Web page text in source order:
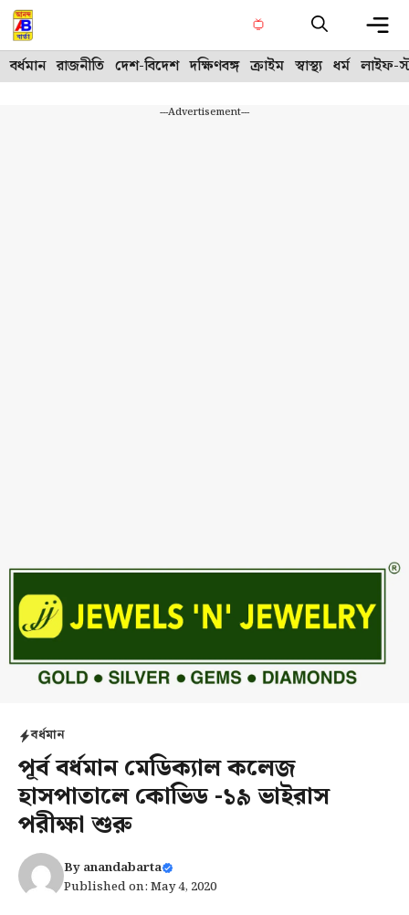
Skip
to
content
বর্ধমান রাজনীতি দেশ-বিদেশ দক্ষিণবঙ্গ ক্রাইম স্বাস্থ্য ধর্ম লাইফ-
---Advertisement---
বর্ধমান
পূর্ব বর্ধমান মেডিক্যাল কলেজ
হাসপাতালে কোভিড -১৯ ভাইরাস
পরীক্ষা শুরু
Byanandabarta
Published on: May 4, 2020